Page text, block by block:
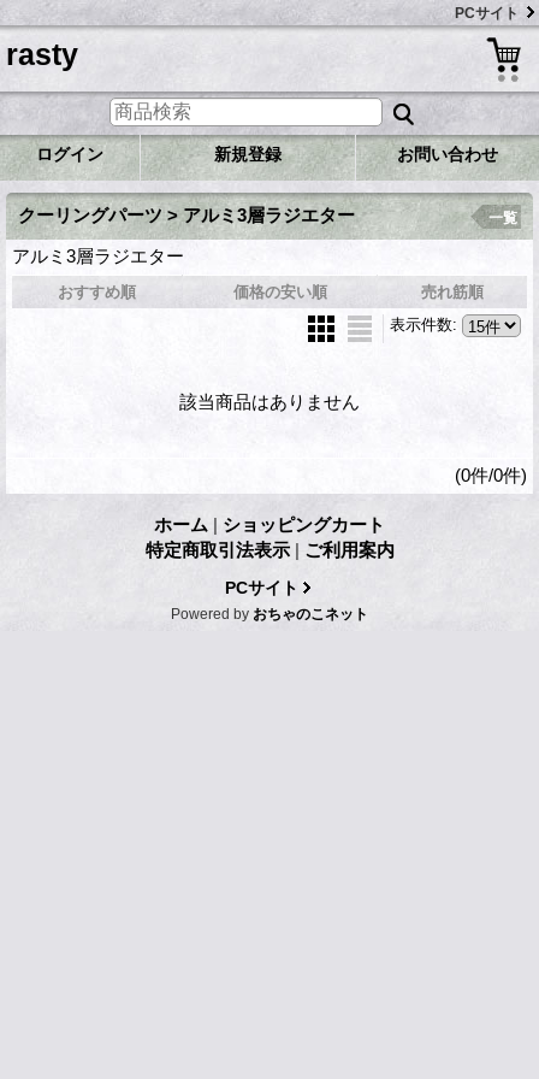
PCサイト
rasty
ログイン 新規登録 お問い合わせ
クーリングパーツ > アルミ3層ラジエター
アルミ3層ラジエター
一覧
おすすめ順 価格の安い順
売れ筋順
表示件数:
該当商品はありません
(0件/0件)
ホーム | ショッピングカート
特定商取引法表示 | ご利用案内
PCサイト
Powered by おちゃのこネット